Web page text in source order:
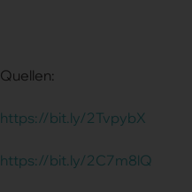
Quellen:
https://bit.ly/2TvpybX
https://bit.ly/2C7m8lQ